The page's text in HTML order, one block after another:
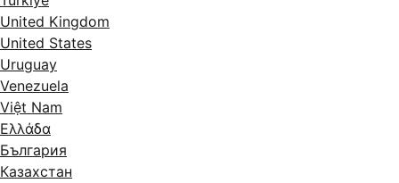
United Kingdom
United States
Uruguay
Venezuela
Việt Nam
Ελλάδα
България
Казахстан